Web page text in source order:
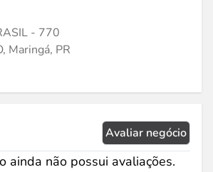
- 770
Maringá, PR
Avaliar negócio
ainda não possui avaliações.